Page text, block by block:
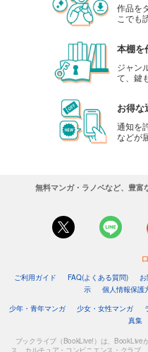
作品を
こでも
本棚を
ジャン
て、鍵
お得な
通知を
などが
無料マンガ・ラノベなど、豊富
ご利用ガイド FAQ(よくある質問)
示
個人情報保護
少年・青年マンガ
少女・女性マンガ
真集
ブックライブ（BookLive!）は、BookLive